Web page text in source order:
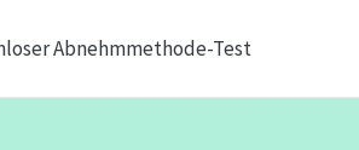
Abnehmmethode-Test